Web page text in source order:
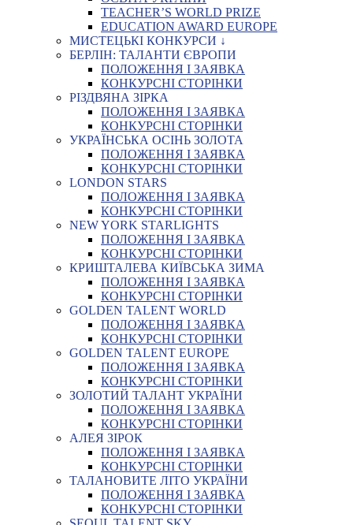
TEACHER’S WORLD PRIZE
EDUCATION AWARD EUROPE
МИСТЕЦЬКІ КОНКУРСИ ↓
БЕРЛІН: ТАЛАНТИ ЄВРОПИ
ПОЛОЖЕННЯ І ЗАЯВКА
КОНКУРСНІ СТОРІНКИ
РІЗДВЯНА ЗІРКА
ПОЛОЖЕННЯ І ЗАЯВКА
КОНКУРСНІ СТОРІНКИ
УКРАЇНСЬКА ОСІНЬ ЗОЛОТА
ПОЛОЖЕННЯ І ЗАЯВКА
КОНКУРСНІ СТОРІНКИ
LONDON STARS
ПОЛОЖЕННЯ І ЗАЯВКА
КОНКУРСНІ СТОРІНКИ
NEW YORK STARLIGHTS
ПОЛОЖЕННЯ І ЗАЯВКА
КОНКУРСНІ СТОРІНКИ
КРИШТАЛЕВА КИЇВСЬКА ЗИМА
ПОЛОЖЕННЯ І ЗАЯВКА
КОНКУРСНІ СТОРІНКИ
GOLDEN TALENT WORLD
ПОЛОЖЕННЯ І ЗАЯВКА
КОНКУРСНІ СТОРІНКИ
GOLDEN TALENT EUROPE
ПОЛОЖЕННЯ І ЗАЯВКА
КОНКУРСНІ СТОРІНКИ
ЗОЛОТИЙ ТАЛАНТ УКРАЇНИ
ПОЛОЖЕННЯ І ЗАЯВКА
КОНКУРСНІ СТОРІНКИ
АЛЕЯ ЗІРОК
ПОЛОЖЕННЯ І ЗАЯВКА
КОНКУРСНІ СТОРІНКИ
ТАЛАНОВИТЕ ЛІТО УКРАЇНИ
ПОЛОЖЕННЯ І ЗАЯВКА
КОНКУРСНІ СТОРІНКИ